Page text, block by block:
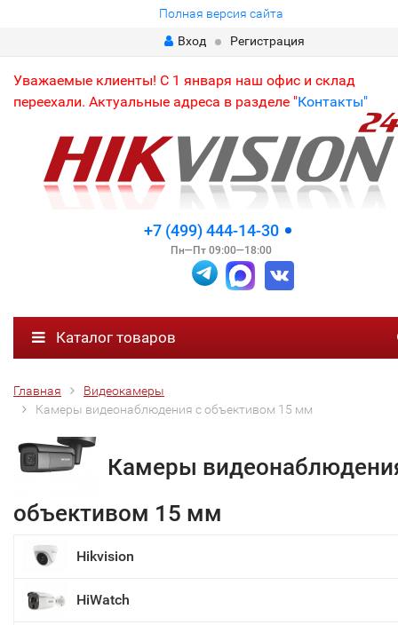
Полная версия сайта
Вход
Регистрация
Уважаемые клиенты! С 1 января наш офис и склад
переехали. Актуальные адреса в разделе "Контакты"
+7 (499) 444-14-30
Пн—Пт 09:00—18:00
Каталог товаров
Главная
Видеокамеры
Камеры видеонаблюдения с объективом 15 мм
Камеры
объективом 15 мм
Hikvision
HiWatch